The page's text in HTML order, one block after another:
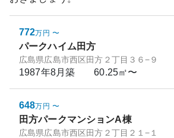
772万円 〜
パークハイム田方
広島県広島市西区田方２丁目３６−９
1987年8月築 60.25㎡〜
648万円 〜
田方パークマンションA棟
広島県広島市西区田方２丁目２１−１